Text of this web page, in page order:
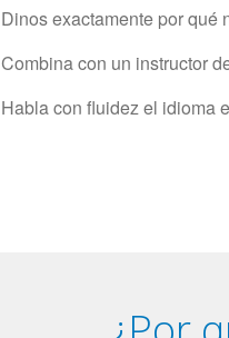
Dinos exactamente por qué
Combina con un instructor
Habla con fluidez el idioma